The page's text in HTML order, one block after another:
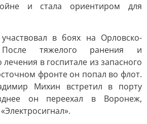
и стала ориентиром для
в боях на Орловско-
тяжелого ранения и
в госпитале из запасного
фронте он попал во флот.
Михин встретил в порту
он переехал в Воронеж,